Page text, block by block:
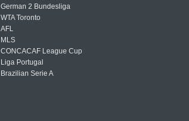
German 2 Bundesliga
WTA Toronto
AFL
MLS
CONCACAF League Cup
Liga Portugal
Brazilian Serie A